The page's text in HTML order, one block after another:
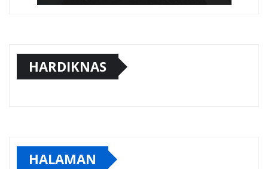
HARDIKNAS
HALAMAN